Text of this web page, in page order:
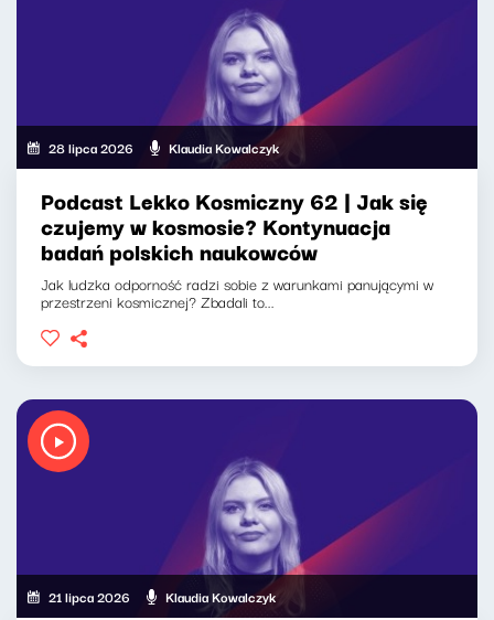
28 lipca 2026 Klaudia Kowalczyk
Podcast Lekko Kosmiczny 62 | Jak się
czujemy w kosmosie? Kontynuacja
badań polskich naukowców
Jak ludzka odporność radzi sobie z warunkami panującymi w
przestrzeni kosmicznej? Zbadali to...
21 lipca 2026 Klaudia Kowalczyk